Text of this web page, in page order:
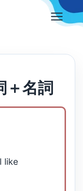
＋名詞
like